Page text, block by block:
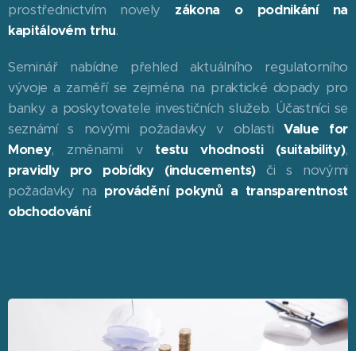
prostřednictvím novely zákona o podnikání na
kapitálovém trhu.
Seminář nabídne přehled aktuálního regulatorního
vývoje a zaměří se zejména na praktické dopady pro
banky a poskytovatele investičních služeb. Účastníci se
seznámí s novými požadavky v oblasti Value for
Money, změnami v testu vhodnosti (suitability),
pravidly pro pobídky (inducements)či s novými
požadavky na provádění pokynů a transparentnost
obchodování.